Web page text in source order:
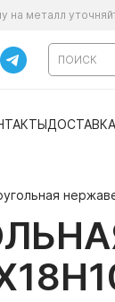
на металл
ДОСТАВКА